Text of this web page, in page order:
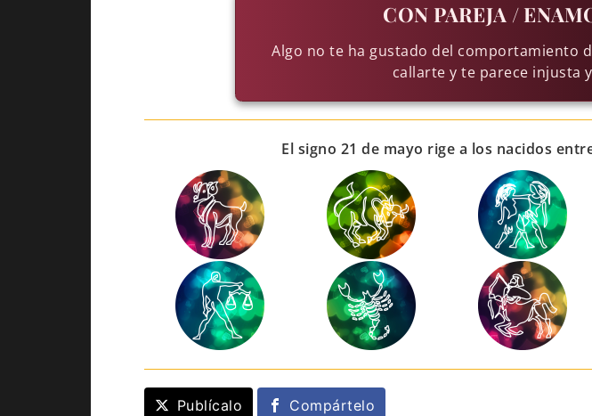
CON PAREJA /
Algo no te ha gustado del comportamiento
callarte y te parece injusta
El signo 21 de mayo rige a los nacidos
Publícalo Compártelo